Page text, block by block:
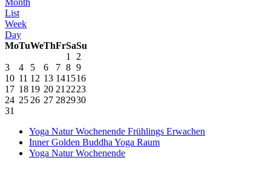
List
Week
Day
MoTuWeThFrSaSu
1
2
3
4 5 6 7 8 9
10 11 12 13 141516
17 18 19 20 21 2223
24 25 26 27 282930
31
Yoga Natur Wochenende Frühlings Erwachen
Inner Golden Buddha Yoga Raum
Yoga Natur Wochenende